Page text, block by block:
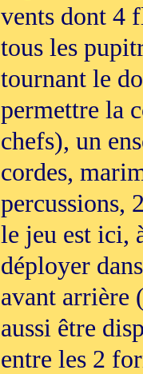
vents dont 4
tous les
tournant le
permettre la
chefs), un
cordes,
percussions,
le jeu est ici,
déployer
avant arrière
aussi être
entre les 2